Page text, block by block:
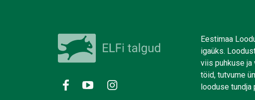
Eestimaa
igaüks.
viis puhkuse
töid, tutvume
looduse tundja